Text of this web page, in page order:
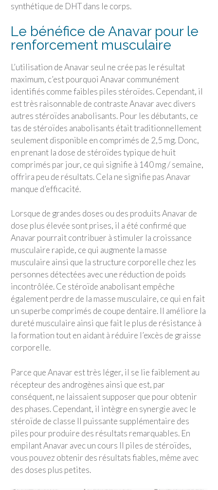
synthétique de DHT dans le corps.
Le bénéfice de Anavar pour le
renforcement musculaire
L’utilisation de Anavar seul ne crée pas le résultat
maximum, c’est pourquoi Anavar communément
identifiés comme faibles piles stéroïdes. Cependant, il
est très raisonnable de contraste Anavar avec divers
autres stéroïdes anabolisants. Pour les débutants, ce
tas de stéroïdes anabolisants était traditionnellement
seulement disponible en comprimés de 2,5 mg. Donc,
en prenant la dose de stéroïdes typique de huit
comprimés par jour, ce qui signifie à 140 mg / semaine,
offrira peu de résultats. Cela ne signifie pas Anavar
manque d’efficacité.
Lorsque de grandes doses ou des produits Anavar de
dose plus élevée sont prises, il a été confirmé que
Anavar pourrait contribuer à stimuler la croissance
musculaire rapide, ce qui augmente la masse
musculaire ainsi que la structure corporelle chez les
personnes détectées avec une réduction de poids
incontrôlée. Ce stéroïde anabolisant empêche
également perdre de la masse musculaire, ce qui en fait
un superbe comprimés de coupe dentaire. Il améliore la
dureté musculaire ainsi que fait le plus de résistance à
la formation tout en aidant à réduire l’excès de graisse
corporelle.
Parce que Anavar est très léger, il se lie faiblement au
récepteur des androgènes ainsi que est, par
conséquent, ne laissaient supposer que pour obtenir
des phases. Cependant, il intègre en synergie avec le
stéroïde de classe II puissante supplémentaire des
piles pour produire des résultats remarquables. En
empilant Anavar avec un cours II piles de stéroïdes,
vous pouvez obtenir des résultats fiables, même avec
des doses plus petites.